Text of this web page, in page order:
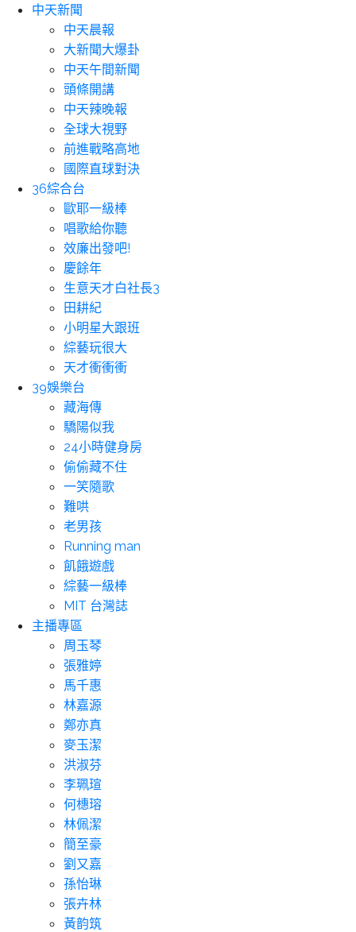
中天新聞
中天晨報
大新聞大爆卦
中天午間新聞
頭條開講
中天辣晚報
全球大視野
前進戰略高地
國際直球對決
36綜合台
歐耶一級棒
唱歌給你聽
效廉出發吧!
慶餘年
生意天才白社長3
田耕紀
小明星大跟班
綜藝玩很大
天才衝衝衝
39娛樂台
藏海傳
驕陽似我
24小時健身房
偷偷藏不住
一笑隨歌
難哄
老男孩
Running man
飢餓遊戲
綜藝一級棒
MIT 台灣誌
主播專區
周玉琴
張雅婷
馬千惠
林嘉源
鄭亦真
麥玉潔
洪淑芬
李珮瑄
何橞瑢
林佩潔
簡至豪
劉又嘉
孫怡琳
張卉林
黃韵筑